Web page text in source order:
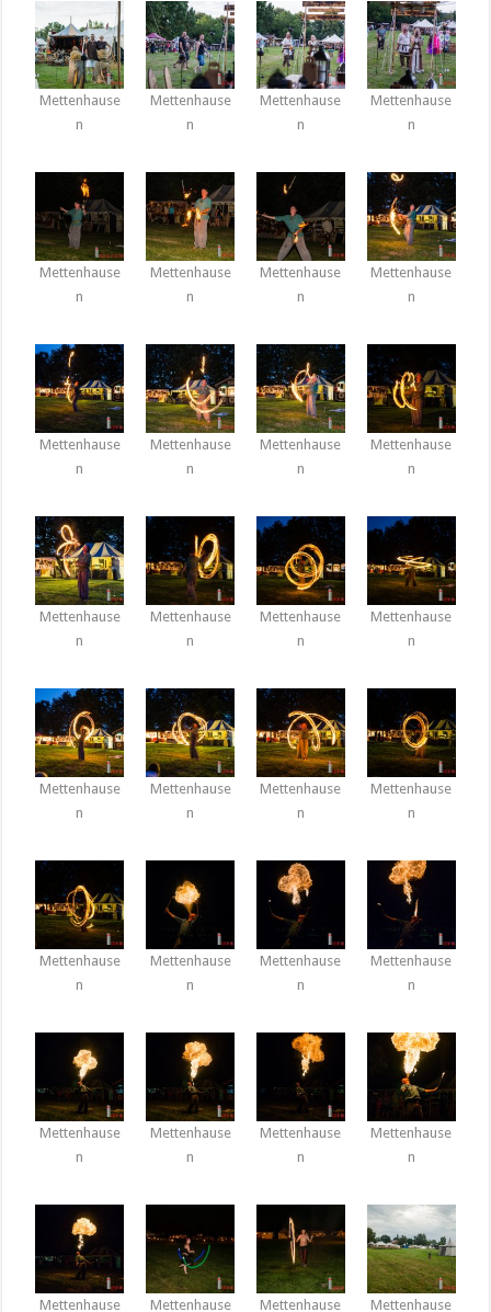
Mettenhause
n
Mettenhause
n
Mettenhause
n
Mettenhause
n
Mettenhause
n
Mettenhause
n
Mettenhause
n
Mettenhause
n
Mettenhause
n
Mettenhause
n
Mettenhause
n
Mettenhause
n
Mettenhause
n
Mettenhause
n
Mettenhause
n
Mettenhause
n
Mettenhause
n
Mettenhause
n
Mettenhause
n
Mettenhause
n
Mettenhause
n
Mettenhause
n
Mettenhause
n
Mettenhause
n
Mettenhause
n
Mettenhause
n
Mettenhause
n
Mettenhause
n
Mettenhause Mettenhause Mettenhause Mettenhause